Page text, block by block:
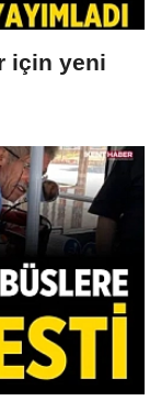
için yeni